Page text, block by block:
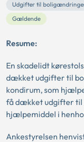
Udgifter til
Gældende
Resume:
En skadelidt
dækket udgifter til
kondirum, som
få dækket udgifter til
hjælpemiddel i
Ankestyrelsen